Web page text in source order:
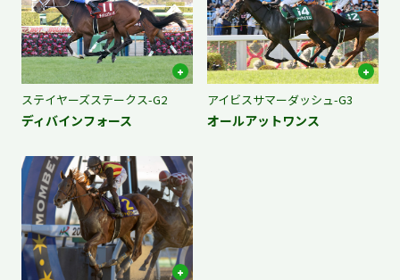
ステイヤーズステークス-G2
ディバインフォース
アイビスサマーダッシュ-G3
オールアットワンス